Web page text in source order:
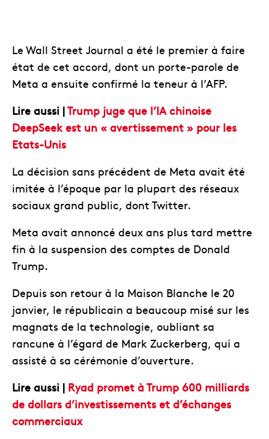
Le Wall Street Journal a été le premier à faire
état de cet accord, dont un porte-parole de
Meta a ensuite confirmé la teneur à l’AFP.
Lire aussi |Trump juge que l’IA chinoise
DeepSeek est un « avertissement » pour les
Etats-Unis
La décision sans précédent de Meta avait été
imitée à l’époque par la plupart des réseaux
sociaux grand public, dont Twitter.
Meta avait annoncé deux ans plus tard mettre
fin à la suspension des comptes de Donald
Trump.
Depuis son retour à la Maison Blanche le 20
janvier, le républicain a beaucoup misé sur les
magnats de la technologie, oubliant sa
rancune à l’égard de Mark Zuckerberg, qui a
assisté à sa cérémonie d’ouverture.
Lire aussi | Ryad promet à Trump 600 milliards
de dollars d’investissements et d’échanges
commerciaux